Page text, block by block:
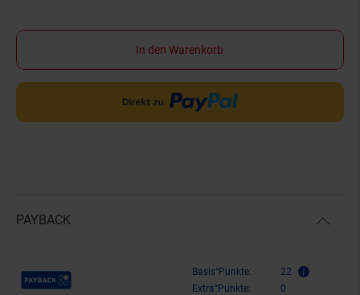
In den Warenkorb
PAYBACK
Payback Punkte Basis°Punkte:
22
Extra°Punkte:
0